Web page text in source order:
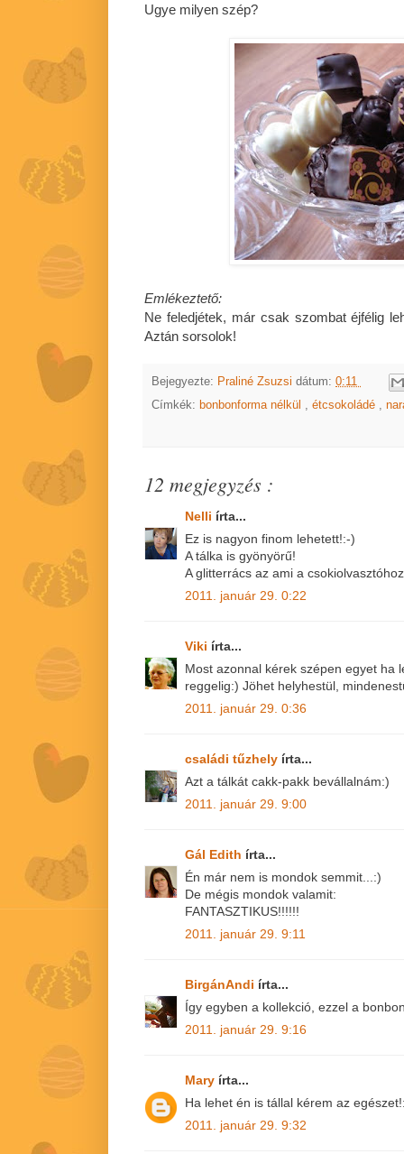
Ugye milyen szép?
Emlékeztető:
Ne feledjétek, már csak szombat éjfélig
Aztán sorsolok!
Bejegyezte: Praliné Zsuzsi dátum: 0:11
Címkék: bonbonforma nélkül , étcsokoládé ,
12 megjegyzés :
Nelli írta...
Ez is nagyon finom lehetett!:-)
A tálka is gyönyörű!
A glitterrács az ami a
2011. január 29. 0:22
Viki írta...
Most azonnal kérek szépen egyet ha
reggelig:) Jöhet helyhestül,
2011. január 29. 0:36
családi tűzhely írta...
Azt a tálkát cakk-pakk bevállalnám:)
2011. január 29. 9:00
Gál Edith írta...
Én már nem is mondok semmit...:)
De mégis mondok valamit:
FANTASZTIKUS!!!!!!
2011. január 29. 9:11
BirgánAndi írta...
Így egyben a kollekció, ezzel a
2011. január 29. 9:16
Mary írta...
Ha lehet én is tállal kérem az
2011. január 29. 9:32